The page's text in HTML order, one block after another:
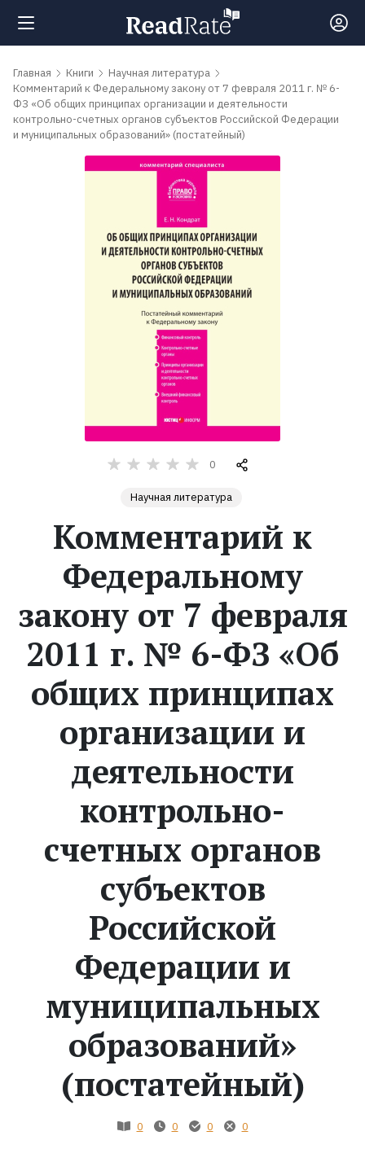
Поиск
Новости
обсуждаемые
Коллекции
Главная Книги
Научная литература
Комментарий к Федеральному закону от 7 февраля 2011 г. № 6-
ФЗ «Об общих принципах организации и деятельности
контрольно-счетных органов субъектов Российской Федерации
и муниципальных образований» (постатейный)
0
Научная литература
Комментарий к
Федеральному
закону от 7 февраля
2011 г. № 6-ФЗ «Об
общих принципах
организации и
деятельности
контрольно-
счетных органов
субъектов
Российской
Федерации и
муниципальных
образований»
(постатейный)
0 0 0 0